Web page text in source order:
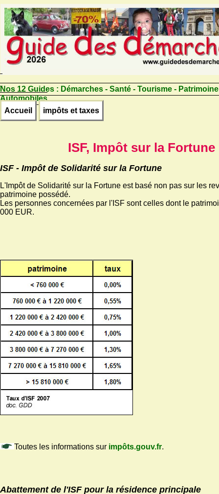
Nos 12 Guides : Démarches - Santé - Tourisme -
Automobiles
Accueil
impôts et taxes
ISF, Impôt sur la Fortune
ISF - Impôt de Solidarité sur la Fortune
L'Impôt de Solidarité sur la Fortune est basé non pas sur les
patrimoine possédé.
Les personnes concernées par l'ISF sont celles dont le
000 EUR.
Toutes les informations sur impôts.gouv.fr.
Abattement de l'ISF pour la résidence principale